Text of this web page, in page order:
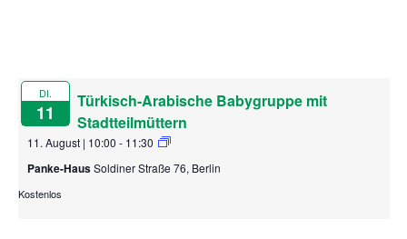
DI.
11
Türkisch-Arabische Babygruppe mit
Stadtteilmüttern
11. August | 10:00 - 11:30
Panke-HausSoldiner Straße 76, Berlin
Kostenlos